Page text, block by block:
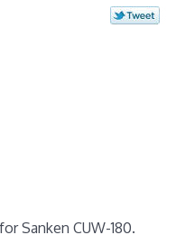
Sanken CUW-180.